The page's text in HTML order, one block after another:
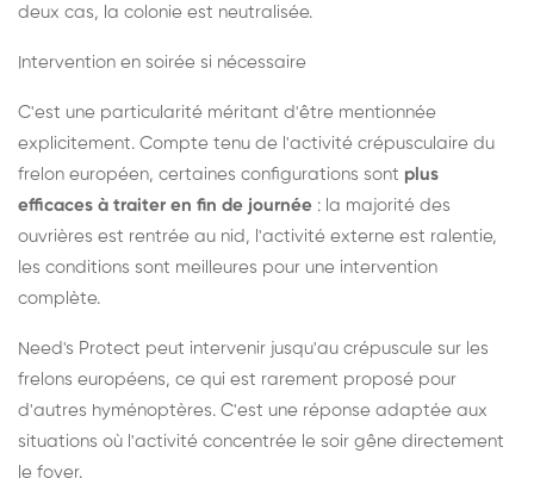
deux cas, la colonie est neutralisée.
Intervention en soirée si nécessaire
C'est une particularité méritant d'être mentionnée
explicitement. Compte tenu de l'activité crépusculaire du
frelon européen, certaines configurations sont plus
efficaces à traiter en fin de journée : la majorité des
ouvrières est rentrée au nid, l'activité externe est ralentie,
les conditions sont meilleures pour une intervention
complète.
Need's Protect peut intervenir jusqu'au crépuscule sur les
frelons européens, ce qui est rarement proposé pour
d'autres hyménoptères. C'est une réponse adaptée aux
situations où l'activité concentrée le soir gêne directement
le foyer.